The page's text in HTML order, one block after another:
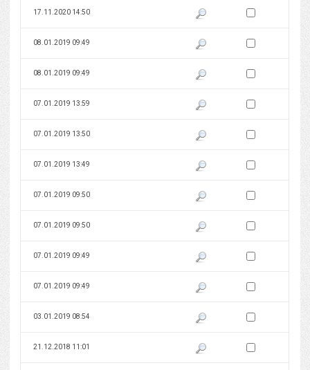
17.11.2020 14:50 Pokaż podgląd wersji z dnia
Zaznacz wersję do
08.01.2019 09:49 Pokaż podgląd wersji z dnia
Zaznacz wersję do
08.01.2019 09:49 Pokaż podgląd wersji z dnia
Zaznacz wersję do
07.01.2019 13:59 Pokaż podgląd wersji z dnia
Zaznacz wersję do
07.01.2019 13:50 Pokaż podgląd wersji z dnia
Zaznacz wersję do
07.01.2019 13:49 Pokaż podgląd wersji z dnia
Zaznacz wersję do
07.01.2019 09:50 Pokaż podgląd wersji z dnia
Zaznacz wersję do
07.01.2019 09:50 Pokaż podgląd wersji z dnia
Zaznacz wersję do
07.01.2019 09:49 Pokaż podgląd wersji z dnia
Zaznacz wersję do
07.01.2019 09:49 Pokaż podgląd wersji z dnia
Zaznacz wersję do
03.01.2019 08:54 Pokaż podgląd wersji z dnia
Zaznacz wersję do
21.12.2018 11:01 Pokaż podgląd wersji z dnia
Zaznacz wersję do